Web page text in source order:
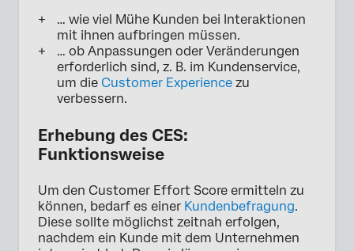
… wie viel Mühe Kunden bei Interaktionen
mit ihnen aufbringen müssen.
… ob Anpassungen oder Veränderungen
erforderlich sind, z. B. im Kundenservice,
um die Customer Experience zu
verbessern.
Erhebung des CES:
Funktionsweise
Um den Customer Effort Score ermitteln zu
können, bedarf es einer Kundenbefragung.
Diese sollte möglichst zeitnah erfolgen,
nachdem ein Kunde mit dem Unternehmen